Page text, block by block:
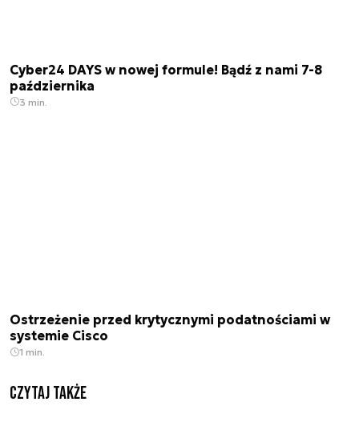
Cyber24 DAYS w nowej formule! Bądź z nami 7-8
października
3 min.
Ostrzeżenie przed krytycznymi podatnościami w
systemie Cisco
1 min.
Czytaj także